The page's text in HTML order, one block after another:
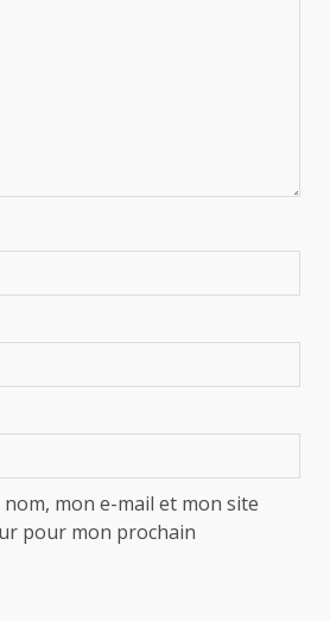
mon e-mail et mon site
pour mon prochain